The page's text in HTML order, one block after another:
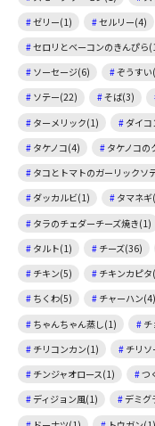
ゼリー(1)
セルリー(4)
セロリとベーコンのきんぴら
ソーセージ(6)
ぞうすい
ソテー(22)
そば(3)
ターメリック(1)
ダイ
タケノコ(4)
タケノコの
タコとトマトのガーリックソ
ダッカルビ(1)
タマネ
タラのチェダーチーズ焼き(1)
タルト(1)
チーズ(36)
チキン(5)
チキンカピ
ちくわ(5)
チャーハン(4)
ちゃんちゃん蒸し(1)
チリコンカン(1)
チリ
チンジャオロース(1)
つ
ディジョン風(1)
デミグ